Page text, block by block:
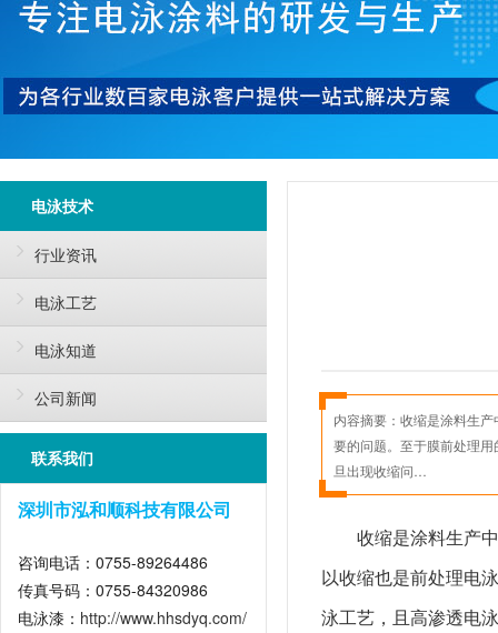
电泳技术
行业资讯
电泳工艺
电泳知道
公司新闻
联系我们
深圳市泓和顺科技有限公司
咨询电话：0755-89264486
传真号码：0755-84320986
电泳漆： http://www.hhsdyq.com/
内容摘要： 收缩是涂料生
要的问题。至于膜前处理
旦出现收缩问…
收缩是涂料生产中
以收缩也是前处理电
泳工艺，且高渗透电